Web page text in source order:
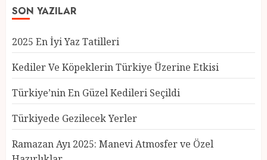
SON YAZILAR
2025 En İyi Yaz Tatilleri
Kediler Ve Köpeklerin Türkiye Üzerine Etkisi
Türkiye’nin En Güzel Kedileri Seçildi
Türkiyede Gezilecek Yerler
Ramazan Ayı 2025: Manevi Atmosfer ve Özel
Türkiye’nin En Güzel Kedileri
Seçildi
12 MART 2025